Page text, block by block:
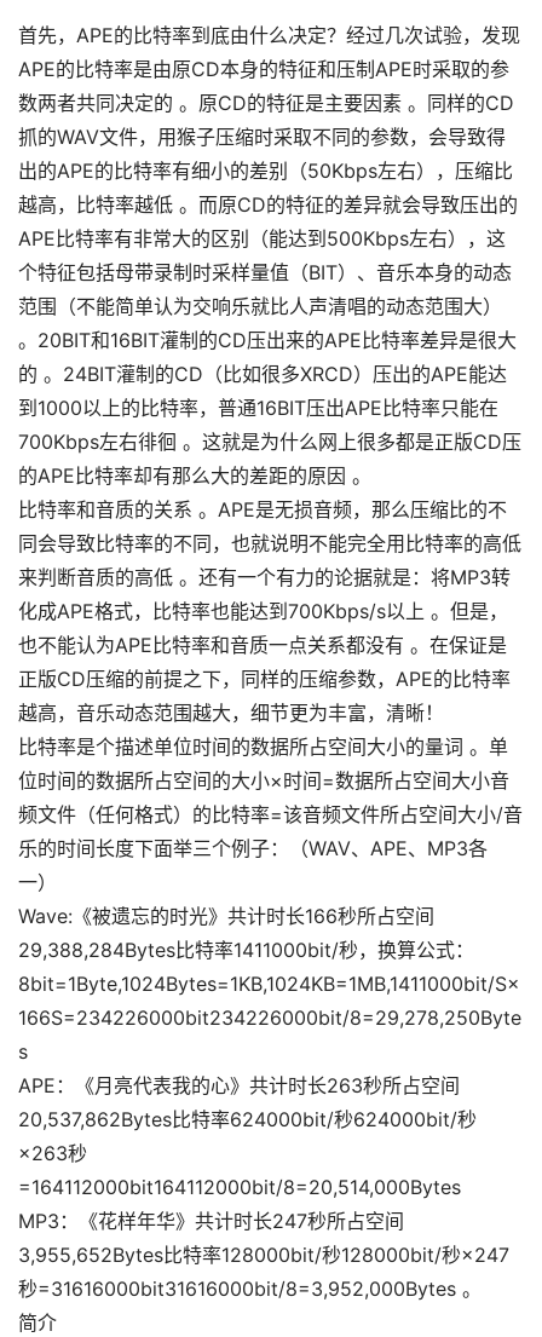
首先，APE的比特率到底由什么决定？经过几次试验，发现
APE的比特率是由原CD本身的特征和压制APE时采取的参
数两者共同决定的 。原CD的特征是主要因素 。同样的CD
抓的WAV文件，用猴子压缩时采取不同的参数，会导致得
出的APE的比特率有细小的差别（50Kbps左右），压缩比
越高，比特率越低 。而原CD的特征的差异就会导致压出的
APE比特率有非常大的区别（能达到500Kbps左右），这
个特征包括母带录制时采样量值（BIT）、音乐本身的动态
范围（不能简单认为交响乐就比人声清唱的动态范围大）
。20BIT和16BIT灌制的CD压出来的APE比特率差异是很大
的 。24BIT灌制的CD（比如很多XRCD）压出的APE能达
到1000以上的比特率，普通16BIT压出APE比特率只能在
700Kbps左右徘徊 。这就是为什么网上很多都是正版CD压
的APE比特率却有那么大的差距的原因 。
比特率和音质的关系 。APE是无损音频，那么压缩比的不
同会导致比特率的不同，也就说明不能完全用比特率的高低
来判断音质的高低 。还有一个有力的论据就是：将MP3转
化成APE格式，比特率也能达到700Kbps/s以上 。但是，
也不能认为APE比特率和音质一点关系都没有 。在保证是
正版CD压缩的前提之下，同样的压缩参数，APE的比特率
越高，音乐动态范围越大，细节更为丰富，清晰！
比特率是个描述单位时间的数据所占空间大小的量词 。单
位时间的数据所占空间的大小×时间=数据所占空间大小音
频文件（任何格式）的比特率=该音频文件所占空间大小/音
乐的时间长度下面举三个例子：（WAV、APE、MP3各
一）
Wave:《被遗忘的时光》共计时长166秒所占空间
29,388,284Bytes比特率1411000bit/秒，换算公式：
8bit=1Byte,1024Bytes=1KB,1024KB=1MB,1411000bit/S×
166S=234226000bit234226000bit/8=29,278,250Byte
s
APE：《月亮代表我的心》共计时长263秒所占空间
20,537,862Bytes比特率624000bit/秒624000bit/秒
×263秒
=164112000bit164112000bit/8=20,514,000Bytes
MP3：《花样年华》共计时长247秒所占空间
3,955,652Bytes比特率128000bit/秒128000bit/秒×247
秒=31616000bit31616000bit/8=3,952,000Bytes 。
简介